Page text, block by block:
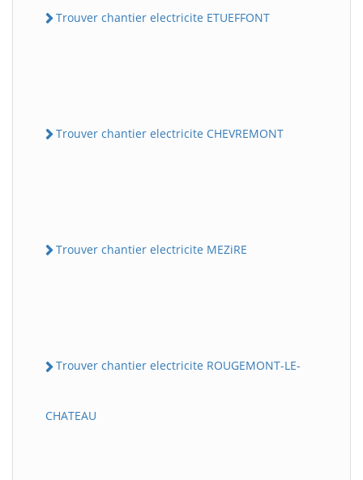
Trouver chantier electricite ETUEFFONT
Trouver chantier electricite CHEVREMONT
Trouver chantier electricite MEZiRE
Trouver chantier electricite ROUGEMONT-LE-
CHATEAU